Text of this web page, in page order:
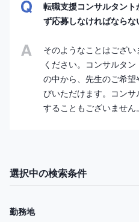
転職支援コンサルタン
ず応募しなければならな
そのようなことはござ
ください。コンサルタ
の中から、先生のご希
びいただけます。コン
することもございません。
選択中の検索条件
勤務地